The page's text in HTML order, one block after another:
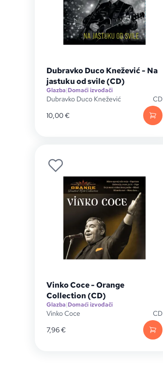
Dubravko Duco Knežević - Na
jastuku od svile (CD)
Glazba|Domaći izvođači
Dubravko Duco Knežević
CD
10,00€
Vinko Coce - Orange
Collection (CD)
Glazba|Domaći izvođači
Vinko Coce
CD
7,96€